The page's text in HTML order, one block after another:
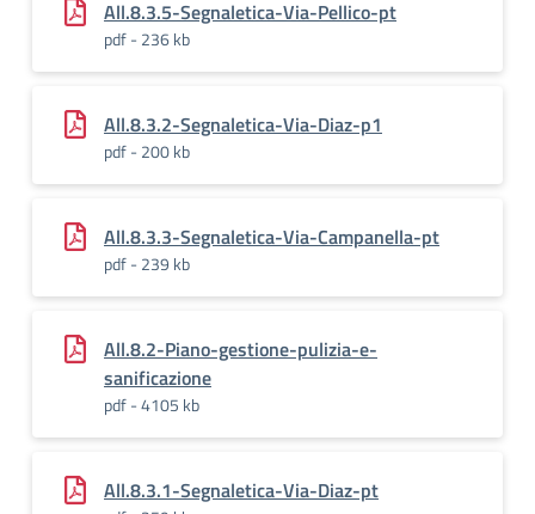
All.8.3.5-Segnaletica-Via-Pellico-pt
pdf - 236 kb
All.8.3.2-Segnaletica-Via-Diaz-p1
pdf - 200 kb
All.8.3.3-Segnaletica-Via-Campanella-pt
pdf - 239 kb
All.8.2-Piano-gestione-pulizia-e-
sanificazione
pdf - 4105 kb
All.8.3.1-Segnaletica-Via-Diaz-pt